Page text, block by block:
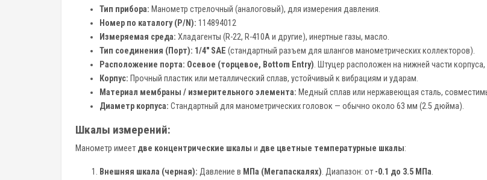
Тип прибора: Манометр стрелочный (аналоговый), для измерения давления.
Номер по каталогу (P/N): 114894012
Измеряемая среда: Хладагенты (R-22, R-410A и другие), инертные газы, масло.
Тип соединения (Порт): 1/4″ SAE (стандартный разъем для шлангов манометрических коллекторов).
Расположение порта: Осевое (торцевое, Bottom Entry). Штуцер расположен на нижней части
Корпус: Прочный пластик или металлический сплав, устойчивый к вибрациям и ударам.
Материал мембраны / измерительного элемента: Медный сплав или нержавеющая сталь,
Диаметр корпуса: Стандартный для манометрических головок — обычно около 63 мм (2.5 дюйма).
Шкалы измерений:
Манометр имеет две концентрические шкалы и две цветные температурные шкалы:
Внешняя шкала (черная): Давление в МПа (Мегапаскалях). Диапазон: от -0.1 до 3.5 МПа.